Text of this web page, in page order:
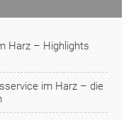
Harz – Highlights
im Harz – die